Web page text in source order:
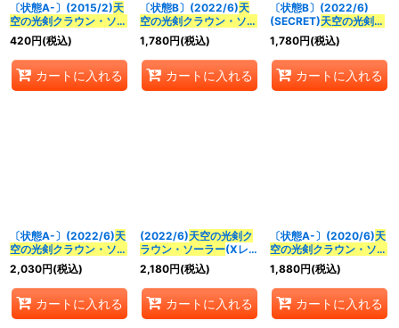
絞り込む
〔状態A-〕(2015/2)天
空の光剣クラウン・ソー
ラー(BSC21収録)【X】
{BS21-X07}《白》
420円(税込)
カートに入れる
〔状態B〕(2022/6)天
空の光剣クラウン・ソー
ラー(Xレア仕様)【CP】
{BS51-CP04}《白》
1,780円(税込)
カートに入れる
〔状態B〕(2022/6)
(SECRET)天空の光剣ク
ラウン・ソーラー
仕様)【CP】{BS51-
CP04}《白》
1,780円(税込)
カートに入れる
〔状態A-〕(2022/6)天
空の光剣クラウン・ソー
ラー(Xレア仕様)【CP】
{BS51-CP04}《白》
2,030円(税込)
カートに入れる
(2022/6)天空の光剣ク
ラウン・ソーラー(Xレア
仕様)【CP】{BS51-
CP04}《白》
2,180円(税込)
カートに入れる
〔状態A-〕(2020/6)天
空の光剣クラウン・ソー
ラー【CP】{BS51-
CP04}《白》
1,880円(税込)
カートに入れる